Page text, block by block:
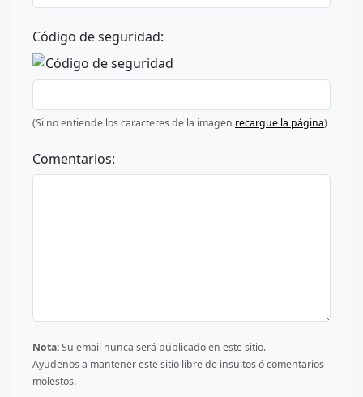
Código de seguridad:
(Si no entiende los caracteres de la imagen recargue la página)
Comentarios:
Nota:Su email nunca será públicado en este sitio.
Ayudenos a mantener este sitio libre de insultos ó comentarios
molestos.